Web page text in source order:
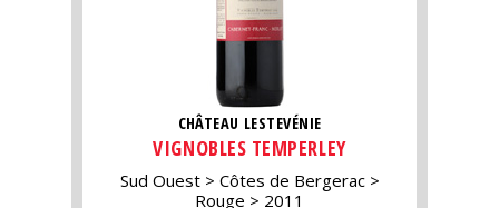
CHÂTEAU LESTEVÉNIE
VIGNOBLES TEMPERLEY
Sud Ouest
Côtes de Bergerac
Rouge
2011